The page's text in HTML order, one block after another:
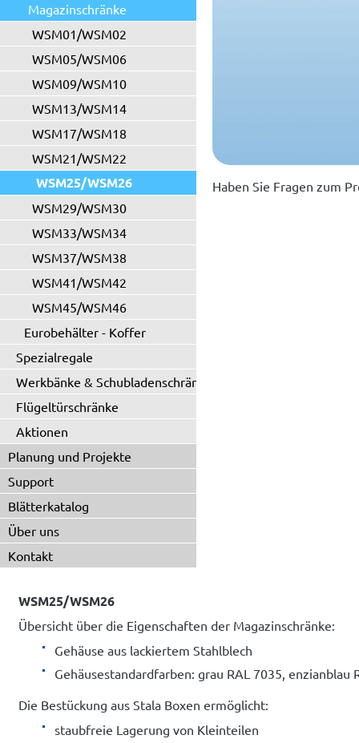
Magazinschränke
WSM01/WSM02
WSM05/WSM06
WSM09/WSM10
WSM13/WSM14
WSM17/WSM18
WSM21/WSM22
WSM25/WSM26
WSM29/WSM30
WSM33/WSM34
WSM37/WSM38
WSM41/WSM42
WSM45/WSM46
Eurobehälter - Koffer
Spezialregale
Werkbänke & Schubladenschränke
Flügeltürschränke
Aktionen
Planung und Projekte
Support
Blätterkatalog
Über uns
Kontakt
Haben Sie Fragen zum
WSM25/WSM26
Übersicht über die Eigenschaften der Magazinschränke:
Gehäuse aus lackiertem Stahlblech
Gehäusestandardfarben: grau RAL 7035, enzianblau
Die Bestückung aus Stala Boxen ermöglicht:
staubfreie Lagerung von Kleinteilen